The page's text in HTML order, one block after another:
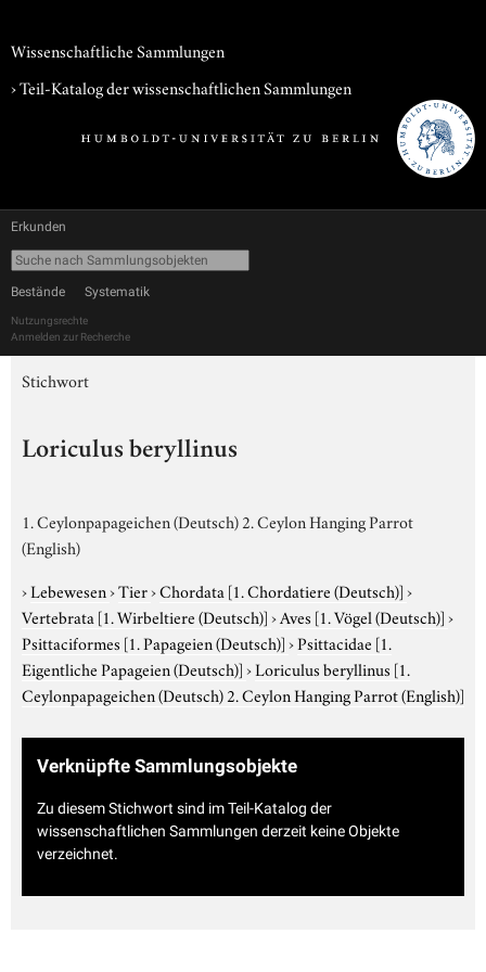
Wissenschaftliche Sammlungen
› Teil-Katalog der wissenschaftlichen Sammlungen
Erkunden
Bestände Systematik
Nutzungsrechte
Anmelden zur Recherche
Stichwort
Loriculus beryllinus
1. Ceylonpapageichen (Deutsch) 2. Ceylon Hanging Parrot
(English)
›Lebewesen›Tier›Chordata [1. Chordatiere (Deutsch)]›
Vertebrata [1. Wirbeltiere (Deutsch)]›Aves [1. Vögel (Deutsch)]›
Psittaciformes [1. Papageien (Deutsch)]›Psittacidae [1.
Eigentliche Papageien (Deutsch)]›Loriculus beryllinus [1.
Ceylonpapageichen (Deutsch) 2. Ceylon Hanging Parrot (English)]
Verknüpfte Sammlungsobjekte
Zu diesem Stichwort sind im Teil-Katalog der
wissenschaftlichen Sammlungen derzeit keine Objekte
verzeichnet.